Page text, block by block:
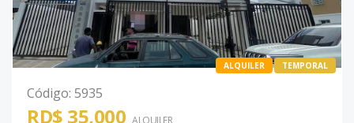
ALQUILER TEMPORAL
Código: 5935
RD$ 35,000 ALQUILER